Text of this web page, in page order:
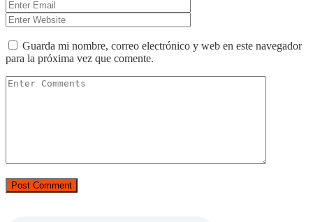
Guarda mi nombre, correo electrónico y web en este navegador
para la próxima vez que comente.